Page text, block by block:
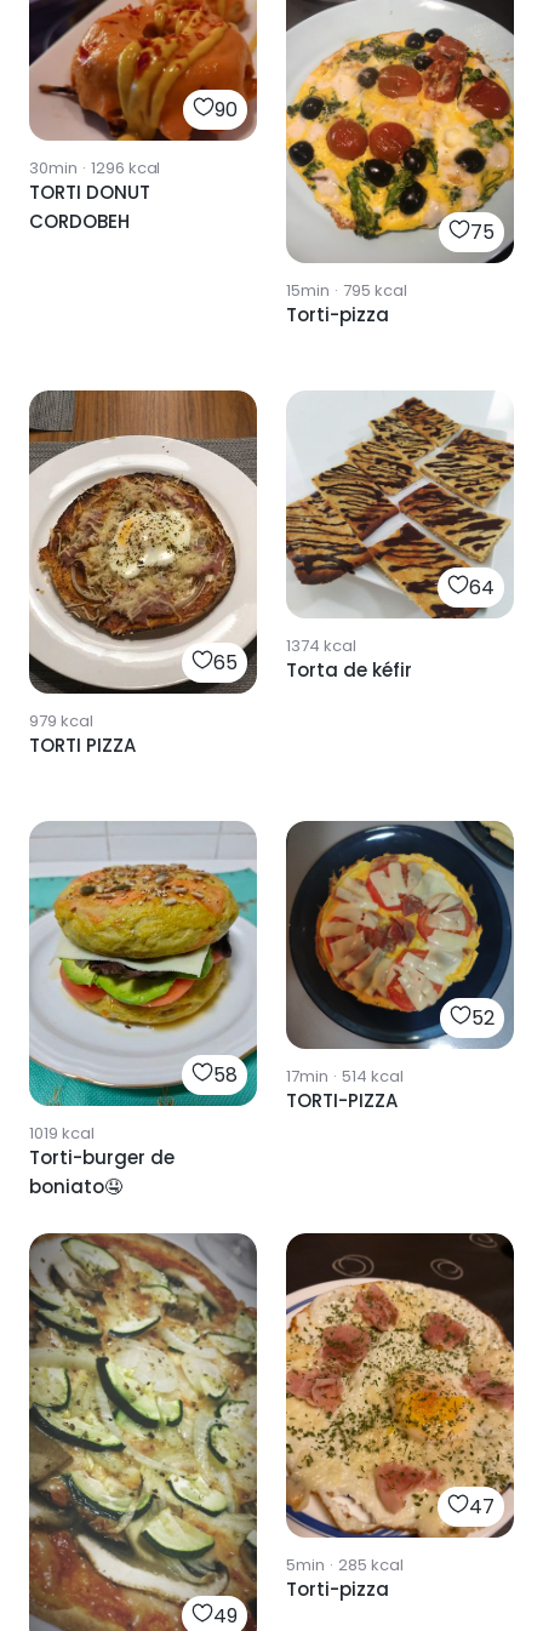
90
30min · 1296 kcal
TORTI DONUT
CORDOBEH
75
15min · 795 kcal
Torti-pizza
65
979 kcal
TORTI PIZZA
64
1374 kcal
Torta de kéfir
58
1019 kcal
Torti-burger de
boniato🤤
52
17min · 514 kcal
TORTI-PIZZA
49
47
5min · 285 kcal
Torti-pizza